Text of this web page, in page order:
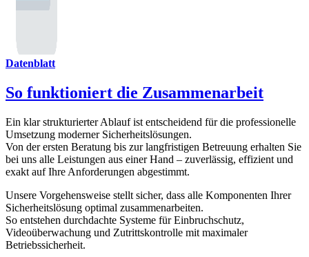
Datenblatt
So funktioniert die Zusammenarbeit
Ein klar strukturierter Ablauf ist entscheidend für die professionelle
Umsetzung moderner Sicherheitslösungen.
Von der ersten Beratung bis zur langfristigen Betreuung erhalten Sie
bei uns alle Leistungen aus einer Hand – zuverlässig, effizient und
exakt auf Ihre Anforderungen abgestimmt.
Unsere Vorgehensweise stellt sicher, dass alle Komponenten Ihrer
Sicherheitslösung optimal zusammenarbeiten.
So entstehen durchdachte Systeme für Einbruchschutz,
Videoüberwachung und Zutrittskontrolle mit maximaler
Betriebssicherheit.